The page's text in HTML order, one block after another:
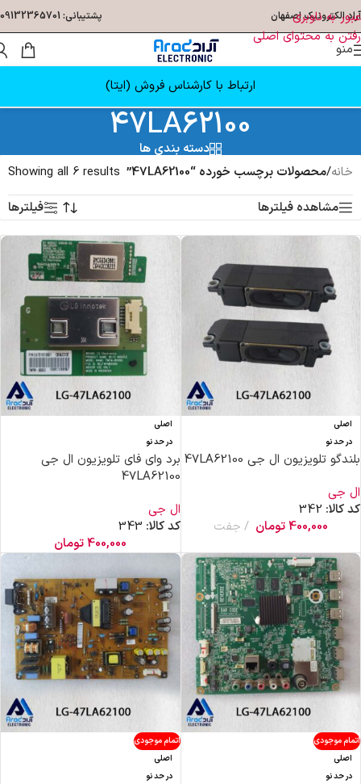
عبور به ناوبری
رفتن به محتوای اصلی
آراد الکترونیک اصفهان پشتیبانی: 09132365701
منو
ارتباط با کارشناس فروش (ایتا)
47LA62100
دسته بندی ها
خانه/محصولات برچسب خورده “47LA62100”
Showing all 6 results
مشاهده فیلترها
فیلترها
اصلی
در حد نو
بلندگو تلویزیون ال جی 47LA62100
ال جی
کد کالا: 342
400,000تومان جفت
اصلی
در حد نو
برد وای فای تلویزیون ال جی
47LA62100
ال جی
کد کالا: 343
400,000تومان
اتمام موجودی
اصلی
در حد نو
اتمام موجودی
اصلی
در حد نو